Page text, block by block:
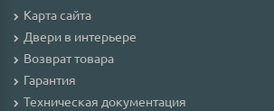
Карта сайта
Двери в интерьере
Возврат товара
Гарантия
Техническая документация